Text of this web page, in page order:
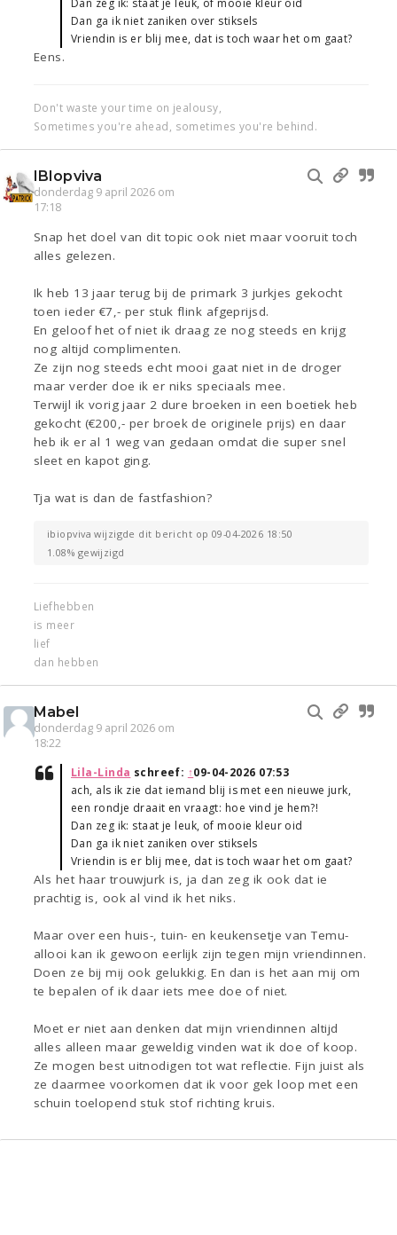
Dan zeg ik: staat je leuk, of mooie kleur oid
Dan ga ik niet zaniken over stiksels
Vriendin is er blij mee, dat is toch waar het om gaat?
Eens.
Don't waste your time on jealousy,
Sometimes you're ahead, sometimes you're behind.
IBIopviva
donderdag 9 april 2026 om
17:18
Snap het doel van dit topic ook niet maar vooruit toch
alles gelezen.
Ik heb 13 jaar terug bij de primark 3 jurkjes gekocht
toen ieder €7,- per stuk flink afgeprijsd.
En geloof het of niet ik draag ze nog steeds en krijg
nog altijd complimenten.
Ze zijn nog steeds echt mooi gaat niet in de droger
maar verder doe ik er niks speciaals mee.
Terwijl ik vorig jaar 2 dure broeken in een boetiek heb
gekocht (€200,- per broek de originele prijs) en daar
heb ik er al 1 weg van gedaan omdat die super snel
sleet en kapot ging.
Tja wat is dan de fastfashion?
ibiopviva wijzigde dit bericht op 09-04-2026 18:50
1.08% gewijzigd
Liefhebben
is meer
lief
dan hebben
Mabel
donderdag 9 april 2026 om
18:22
Lila-Linda schreef: ↑09-04-2026 07:53
ach, als ik zie dat iemand blij is met een nieuwe jurk,
een rondje draait en vraagt: hoe vind je hem?!
Dan zeg ik: staat je leuk, of mooie kleur oid
Dan ga ik niet zaniken over stiksels
Vriendin is er blij mee, dat is toch waar het om gaat?
Als het haar trouwjurk is, ja dan zeg ik ook dat ie
prachtig is, ook al vind ik het niks.
Maar over een huis-, tuin- en keukensetje van Temu-
allooi kan ik gewoon eerlijk zijn tegen mijn vriendinnen.
Doen ze bij mij ook gelukkig. En dan is het aan mij om
te bepalen of ik daar iets mee doe of niet.
Moet er niet aan denken dat mijn vriendinnen altijd
alles alleen maar geweldig vinden wat ik doe of koop.
Ze mogen best uitnodigen tot wat reflectie. Fijn juist als
ze daarmee voorkomen dat ik voor gek loop met een
schuin toelopend stuk stof richting kruis.